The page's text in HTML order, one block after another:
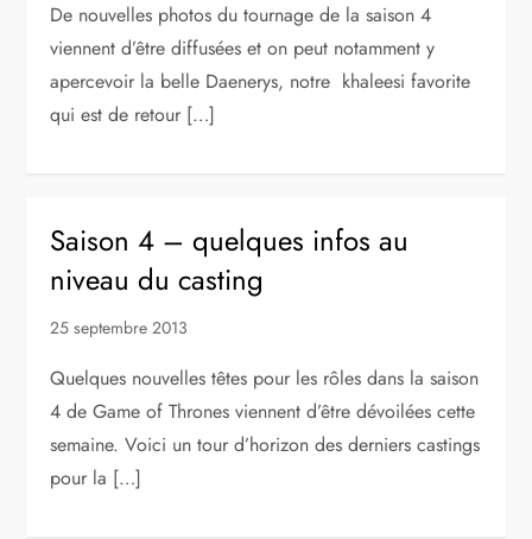
De nouvelles photos du tournage de la saison 4
viennent d’être diffusées et on peut notamment y
apercevoir la belle Daenerys, notre khaleesi favorite
qui est de retour […]
Saison 4 – quelques infos au
niveau du casting
25 septembre 2013
Quelques nouvelles têtes pour les rôles dans la saison
4 de Game of Thrones viennent d’être dévoilées cette
semaine. Voici un tour d’horizon des derniers castings
pour la […]